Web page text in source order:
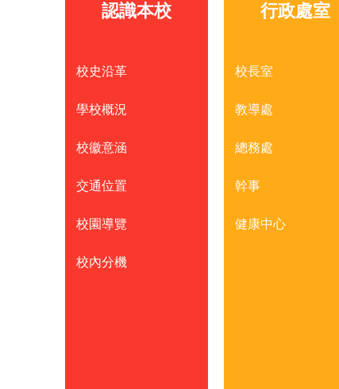
認識本校
校史沿革
學校概況
校徽意涵
交通位置
校園導覽
校內分機
行政處室
校長室
教導處
總務處
幹事
健康中心